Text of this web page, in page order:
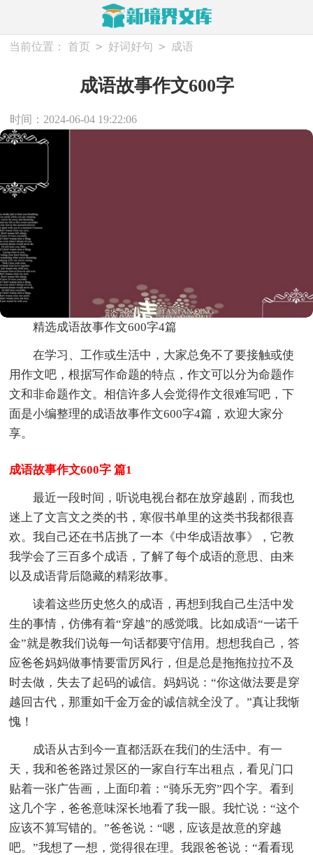
当前位置： 首页 > 好词好句 > 成语
成语故事作文600字
时间：2024-06-04 19:22:06
精选成语故事作文600字4篇
在学习、工作或生活中，大家总免不了要接触或使
用作文吧，根据写作命题的特点，作文可以分为命题作
文和非命题作文。相信许多人会觉得作文很难写吧，下
面是小编整理的成语故事作文600字4篇，欢迎大家分
享。
成语故事作文600字 篇1
最近一段时间，听说电视台都在放穿越剧，而我也
迷上了文言文之类的书，寒假书单里的这类书我都很喜
欢。我自己还在书店挑了一本《中华成语故事》，它教
我学会了三百多个成语，了解了每个成语的意思、由来
以及成语背后隐藏的精彩故事。
读着这些历史悠久的成语，再想到我自己生活中发
生的事情，仿佛有着“穿越”的感觉哦。比如成语“一诺千
金”就是教我们说每一句话都要守信用。想想我自己，答
应爸爸妈妈做事情要雷厉风行，但是总是拖拖拉拉不及
时去做，失去了起码的诚信。妈妈说：“你这做法要是穿
越回古代，那重如千金万金的诚信就全没了。”真让我惭
愧！
成语从古到今一直都活跃在我们的生活中。有一
天，我和爸爸路过景区的一家自行车出租点，看见门口
贴着一张广告画，上面印着：“骑乐无穷”四个字。看到
这几个字，爸爸意味深长地看了我一眼。我忙说：“这个
应该不算写错的。”爸爸说：“嗯，应该是故意的穿越
吧。”我想了一想，觉得很在理。我跟爸爸说：“看看现